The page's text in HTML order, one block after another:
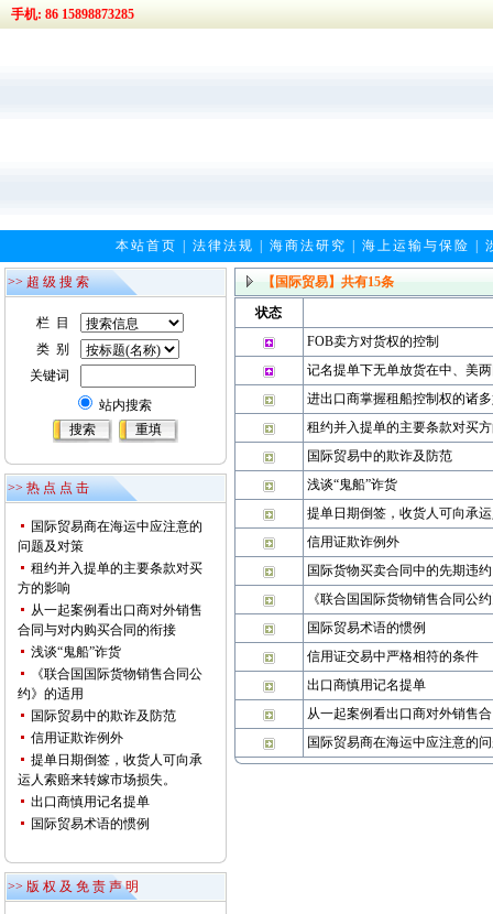
手机: 86 15898873285
本站首页 法律法规 海商法研究 海上运输与保险
>> 超 级 搜 索
栏 目
类 别
关键词
站内搜索
>> 热 点 点 击
国际贸易商在海运中应注意的
问题及对策
租约并入提单的主要条款对买
方的影响
从一起案例看出口商对外销售
合同与对内购买合同的衔接
浅谈“鬼船”诈货
《联合国国际货物销售合同公
约》的适用
国际贸易中的欺诈及防范
信用证欺诈例外
提单日期倒签，收货人可向承
运人索赔来转嫁市场损失。
出口商慎用记名提单
国际贸易术语的惯例
>> 版 权 及 免 责 声 明
【国际贸易】 共有15条
状态
FOB卖方对货权的控制
记名提单下无单放货在中、美
进出口商掌握租船控制权的诸
租约并入提单的主要条款对买
国际贸易中的欺诈及防范
浅谈“鬼船”诈货
提单日期倒签，收货人可向承
信用证欺诈例外
国际货物买卖合同中的先期违约
《联合国国际货物销售合同公
国际贸易术语的惯例
信用证交易中严格相符的条件
出口商慎用记名提单
从一起案例看出口商对外销售
国际贸易商在海运中应注意的